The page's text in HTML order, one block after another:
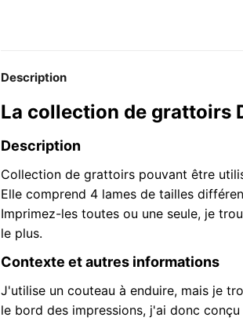
Description
La collection de grattoirs
Description
Collection de grattoirs pouvant être
Elle comprend 4 lames de tailles
Imprimez-les toutes ou une seule, je
le plus.
Contexte et autres informations
J'utilise un couteau à enduire, mais je
le bord des impressions, j'ai donc